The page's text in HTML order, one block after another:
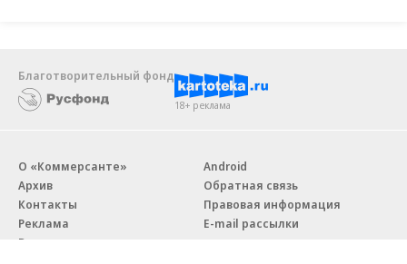
Благотворительный фонд
18+ реклама
О «Коммерсанте»
Архив
Контакты
Реклама
Вакансии
Android
Обратная связь
Правовая информация
E-mail рассылки